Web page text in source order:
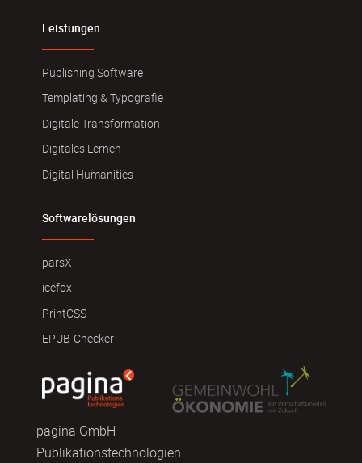
Leistungen
Publishing Software
Templating & Typografie
Digitale Transformation
Digitales Lernen
Digital Humanities
Softwarelösungen
parsX
icefox
PrintCSS
EPUB-Checker
pagina GmbH
Publikationstechnologien